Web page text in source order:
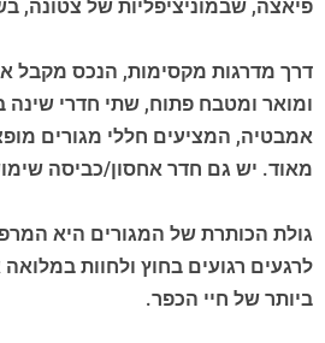
פיאצה, שבמוניציפליות של צטונה, בשטח
דרך מדרגות מקסימות, הנכס מקבל
ומואר ומטבח פתוח, שתי חדרי שינה
אמבטיה, המציעים חללי מגורים
מאוד. יש גם חדר אחסון/כביסה
גולת הכותרת של המגורים היא
לרגעים רגועים בחוץ ולחוות
ביותר של חיי הכפר.